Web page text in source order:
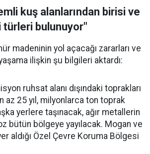
kuş alanlarından birisi ve
bulunuyor"
madeninin yol açacağı zararları ve
ilişkin şu bilgileri aktardı:
ruhsat alanı dışındaki toprakları
az 25 yıl, milyonlarca ton toprak
yerlere taşınacak, ağır metallerin
bütün bölgeye yayılacak. Mogan ve
aldığı Özel Çevre Koruma Bölgesi